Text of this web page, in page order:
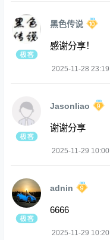
黑色传说
感谢分享！
2025-11-28 23:19
Jasonliao
谢谢分享
2025-11-29 10:00
adnin
6666
2025-11-29 10:20